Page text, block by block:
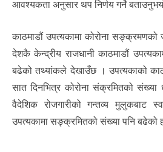
आवश्यकता अनुसार थप निर्णय गर्ने
काठमाडौं उपत्यकामा कोरोना
देशकै केन्द्रीय राजधानी काठमाडौं
बढेको तथ्यांकले देखाउँछ । उपत्यकाको
सात दिनभित्र कोरोना संक्रमितको
वैदेशिक रोजगारीको गन्तव्य मुलुकबाट
उपत्यकामा सङ्क्रमितको संख्या पनि बढेको